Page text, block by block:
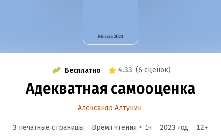
Бесплатно 4.33 (6 оценок)
Адекватная самооценка
Александр Алтунин
3 печатные страницы Время чтения ≈ 1ч 2023 год 12+